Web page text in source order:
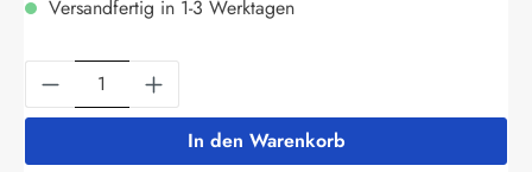
Versandfertig in 1-3 Werktagen
Produkt Anzahl: Gib den gewünschten
In den Warenkorb